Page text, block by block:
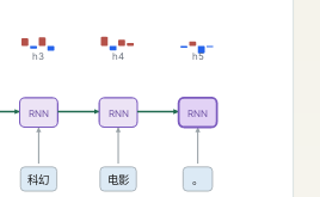
科幻
RNN
h3
电影
RNN
h4
。
RNN
h5